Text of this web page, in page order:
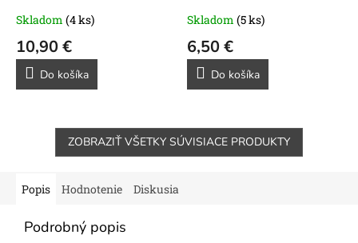
Skladom (4 ks)
10,90 €
Do košíka
Skladom (5 ks)
6,50 €
Do košíka
ZOBRAZIŤ VŠETKY SÚVISIACE PRODUKTY
Popis Hodnotenie Diskusia
Podrobný popis